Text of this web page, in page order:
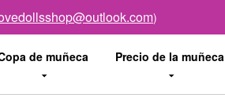
)
de muñeca Precio de la muñeca